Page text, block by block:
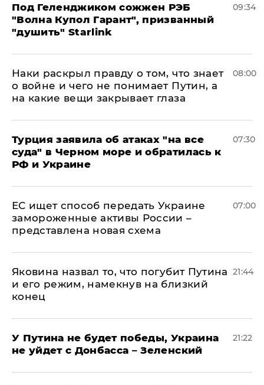
Под Геленджиком сожжен РЭБ
"Волна Купол Гарант", призванный
"душить" Starlink
09:34
Наки раскрыл правду о том, что знает
о войне и чего не понимает Путин, а
на какие вещи закрывает глаза
08:00
Турция заявила об атаках "на все
суда" в Черном море и обратилась к
РФ и Украине
07:30
ЕС ищет способ передать Украине
замороженные активы России –
представлена новая схема
07:00
Яковина назвал то, что погубит Путина
и его режим, намекнув на близкий
конец
21:44
У Путина не будет победы, Украина
не уйдет с Донбасса – Зеленский
21:22